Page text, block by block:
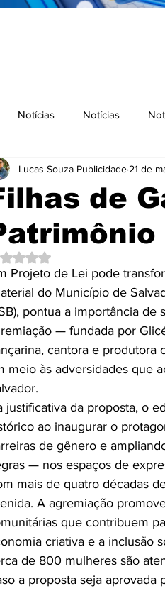
Notícias Notícias
Notícias Brasil
Educação
Negócio
Eventos.
de
Lucas Souza Publicidade 21 de
Avaliado com NaN de 5 estrelas.
Projeto de Lei pode
do Município de
pontua a importância
— fundada por
cantora e produtora
meio às adversidades que
justificativa da proposta, o
ao inaugurar o
de gênero e
— nos espaços de
mais de quatro décadas
A agremiação
que contribuem
criativa e a inclusão
de 800 mulheres são
a proposta seja aprovada